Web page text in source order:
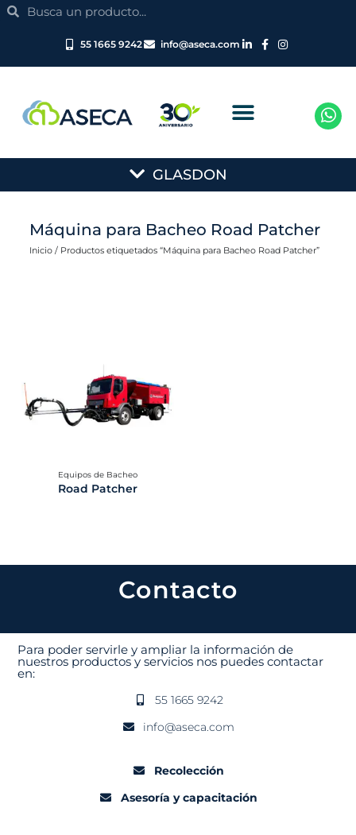
SearchSearch
55 1665 9242 info@aseca.com
Main
Menu
GLASDON
Máquina para Bacheo Road Patcher
Inicio / Productos etiquetados “Máquina para Bacheo Road Patcher”
Equipos de Bacheo
Road Patcher
Contacto
Para poder servirle y ampliar la información de
nuestros productos y servicios nos puedes contactar
en:
55 1665 9242
info@aseca.com
Recolección
Asesoría y capacitación